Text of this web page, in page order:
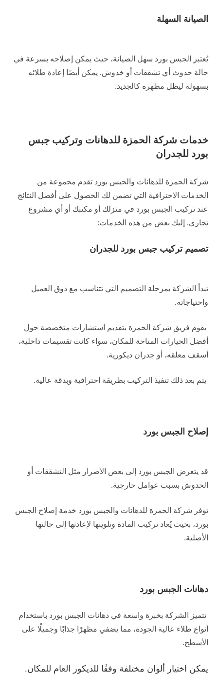
الصيانة السهلة
يُعتبر الجبس بورد سهل الصيانة، حيث يمكن إصلاحه بسرعة في
حالة حدوث أي تشققات أو خدوش. يمكن أيضًا إعادة طلائه
بسهولة ليظل مظهره كالجديد.
خدمات شركة الحمزة للدهانات وتركيب جبس
بورد للجدران
شركة الحمزة للدهانات والجبس بورد تقدم مجموعة من
الخدمات الاحترافية التي تضمن لك الحصول على أفضل النتائج
عند تركيب الجبس بورد في منزلك أو مكتبك أو أي مشروع
تجاري. إليك بعض من هذه الخدمات:
تصميم تركيب جبس بورد للجدران
تبدأ الشركة بمرحلة التصميم التي تتناسب مع ذوق العميل
واحتياجاته.
يقوم فريق شركة الحمزة بتقديم استشارات متخصصة حول
أفضل الخيارات المتاحة للمكان، سواء كانت تقسيمات داخلية،
أسقف معلقه، أو جدران ديكورية.
يتم بعد ذلك تنفيذ التركيب بطريقة احترافية وبدقة عالية.
إصلاح الجبس بورد
قد يتعرض الجبس بورد إلى بعض الأضرار مثل التشققات أو
الخدوش بسبب عوامل خارجية.
توفر شركة الحمزة للدهانات والجبس بورد خدمة إصلاح الجبس
بورد، بحيث يُعاد تركيب المادة وتلوينها لإعادتها إلى حالتها
الأصلية.
دهانات الجبس بورد
تتميز الشركة بخبرة واسعة في دهانات الجبس بورد باستخدام
أنواع طلاء عالية الجودة، مما يضفي مظهرًا جذابًا وجميلًا على
الأسطح.
يمكن اختيار ألوان مختلفة وفقًا للديكور العام للمكان.